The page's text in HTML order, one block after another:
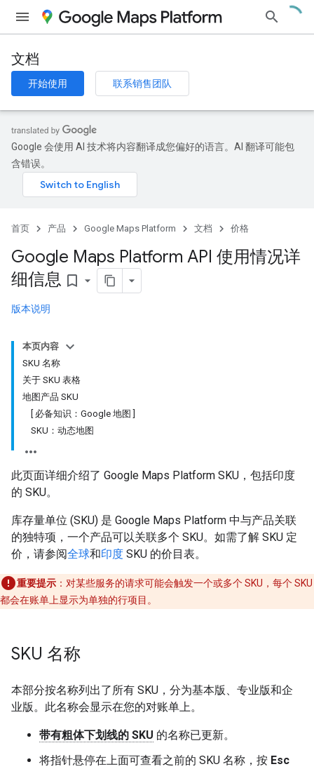
文档
开始使用 联系销售团队
Google 会使用 AI 技术将内容翻译成您偏好的语言。AI 翻译可能包
含错误。
首页 产品 Google Maps Platform 文档 价格
Google Maps Platform API 使用情况详
细信息 bookmark_border
版本说明
本页内容
SKU 名称
关于 SKU 表格
地图产品 SKU
[ 必备知识：Google 地图 ]
SKU：动态地图
此页面详细介绍了 Google Maps Platform SKU，包括印度
的 SKU。
库存量单位 (SKU) 是 Google Maps Platform 中与产品关联
的独特项，一个产品可以关联多个 SKU。如需了解 SKU 定
价，请参阅全球和印度 SKU 的价目表。
重要提示 ：对某些服务的请求可能会触发一个或多个 SKU，每个 SKU
都会在账单上显示为单独的行项目。
SKU 名称
本部分按名称列出了所有 SKU，分为基本版、专业版和企
业版。此名称会显示在您的对账单上。
带有粗体下划线的 SKU 的名称已更新。
将指针悬停在上面可查看之前的 SKU 名称，按 Esc